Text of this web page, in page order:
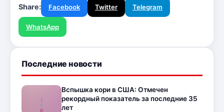
Share: Facebook Twitter Telegram
WhatsApp
Последние новости
Вспышка кори в США: Отмечен
рекордный показатель за последние 35
лет